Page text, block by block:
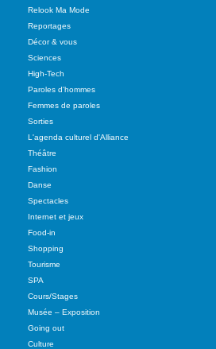
Relook Ma Mode
Reportages
Décor & vous
Sciences
High-Tech
Paroles d'hommes
Femmes de paroles
Sorties
L'agenda culturel d'Alliance
Théâtre
Fashion
Danse
Spectacles
Internet et jeux
Food-in
Shopping
Tourisme
SPA
Cours/Stages
Musée – Exposition
Going out
Culture